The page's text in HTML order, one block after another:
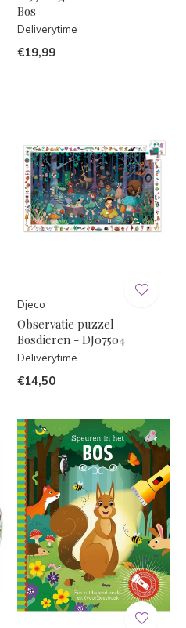
Bos
Deliverytime
€19,99
Djeco
Observatie puzzel -
Bosdieren - DJ07504
Deliverytime
€14,50